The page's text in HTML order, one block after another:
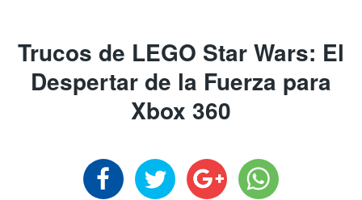
Trucos de LEGO Star Wars: El
Despertar de la Fuerza para
Xbox 360